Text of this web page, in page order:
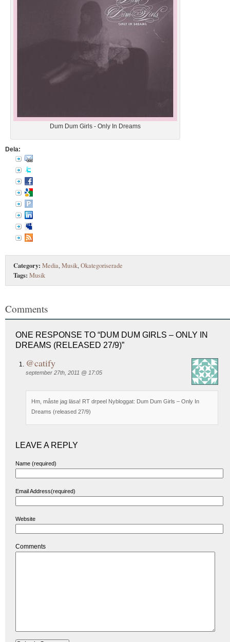
Dum Dum Girls - Only In Dreams
Dela:
Category: Media,Musik,Okategoriserade
Tags: Musik
Comments
ONE RESPONSE TO “DUM DUM GIRLS – ONLY IN
DREAMS (RELEASED 27/9)”
@catify
september 27th, 2011 @ 17:05
Hm, måste jag läsa! RT drpeel Nybloggat: Dum Dum Girls – Only In
Dreams (released 27/9)
LEAVE A REPLY
Name (required)
Email Address(required)
Website
Comments